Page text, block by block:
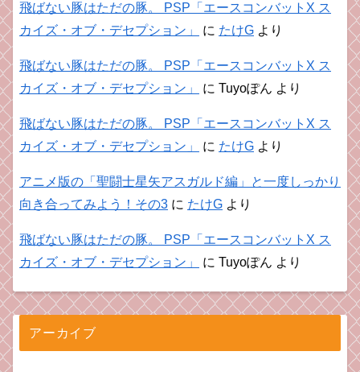
飛ばない豚はただの豚。 PSP「エースコンバットX ス
カイズ・オブ・デセプション」
に たけG より
飛ばない豚はただの豚。 PSP「エースコンバットX ス
カイズ・オブ・デセプション」
に Tuyoぽん より
飛ばない豚はただの豚。 PSP「エースコンバットX ス
カイズ・オブ・デセプション」
に たけG より
アニメ版の「聖闘士星矢アスガルド編」と一度しっかり
向き合ってみよう！その3 に たけG より
飛ばない豚はただの豚。 PSP「エースコンバットX ス
カイズ・オブ・デセプション」
に Tuyoぽん より
アーカイブ